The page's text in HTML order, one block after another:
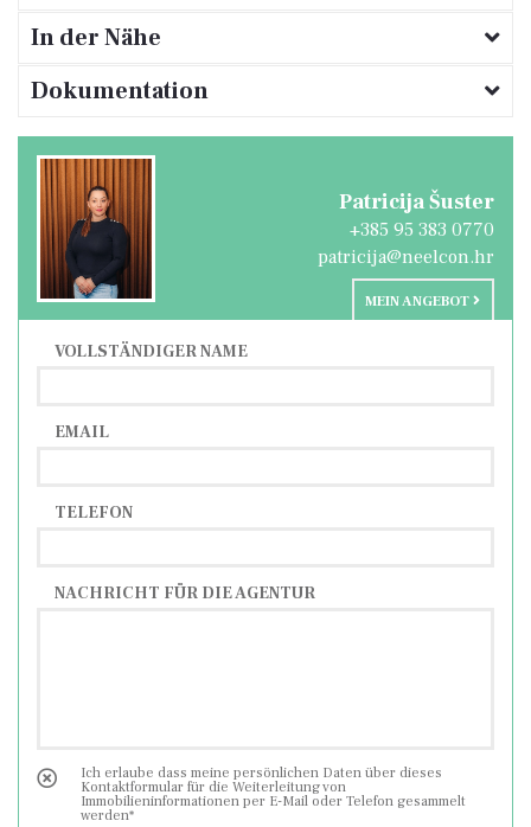
In der Nähe
Dokumentation
Patricija Šuster
+385 95 383 0770
patricija@neelcon.hr
MEIN ANGEBOT
VOLLSTÄNDIGER NAME
EMAIL
TELEFON
NACHRICHT FÜR DIE AGENTUR
Ich erlaube dass meine persönlichen Daten über dieses
Kontaktformular für die Weiterleitung von
Immobilieninformationen per E-Mail oder Telefon gesammelt
werden*